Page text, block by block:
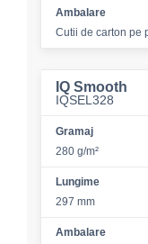
Ambalare
Cutii de carton pe
IQ Smooth
IQSEL328
Gramaj
280 g/m²
Lungime
297 mm
Ambalare